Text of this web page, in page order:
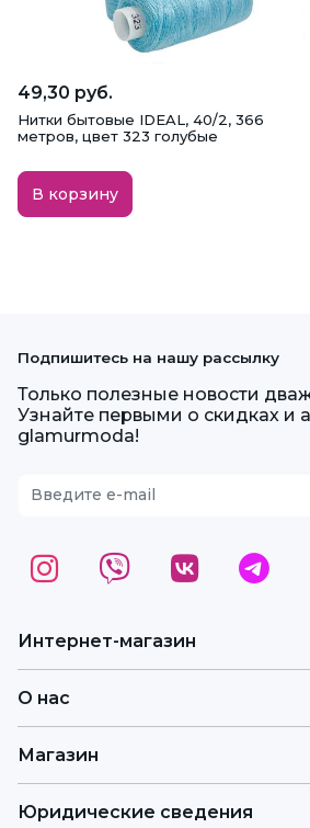
49,30 руб.
Нитки бытовые IDEAL, 40/2, 366
метров, цвет 323 голубые
В корзину
Интернет-магазин
О нас
Магазин
Юридические сведения
Подпишитесь на нашу рассылку
Только полезные новости
Узнайте первыми о скидках и
glamurmoda!